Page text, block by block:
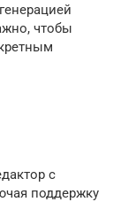
чтобы
с
поддержку